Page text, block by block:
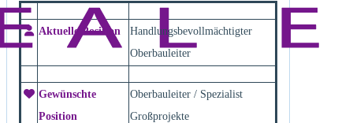
Aktuelle Position
Handlungsbevollmächtigter
Oberbauleiter
Gewünschte
Position
Oberbauleiter / Spezialist
Großprojekte